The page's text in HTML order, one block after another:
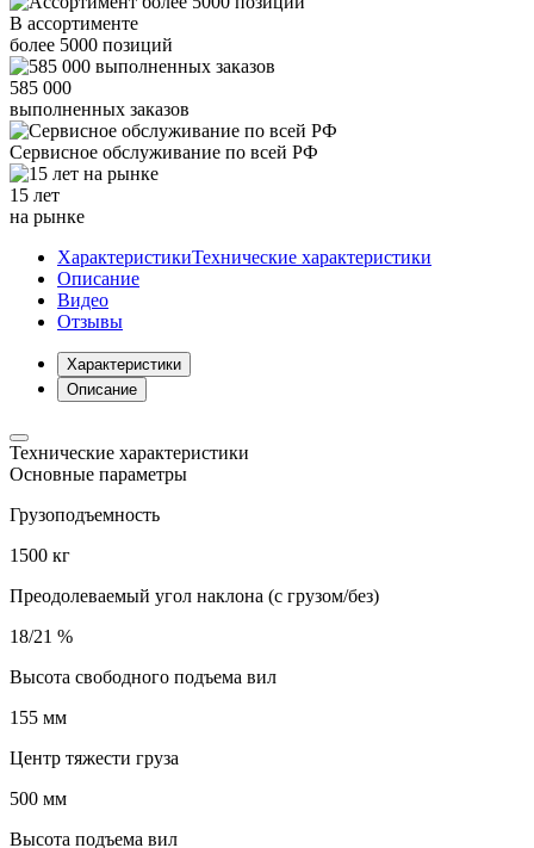
В ассортименте
более 5000 позиций
585 000
выполненных заказов
Сервисное обслуживание по всей РФ
15 лет
на рынке
ХарактеристикиТехнические характеристики
Описание
Видео
Отзывы
Характеристики
Описание
Технические характеристики
Основные параметры
Грузоподъемность
1500 кг
Преодолеваемый угол наклона (с грузом/без)
18/21 %
Высота свободного подъема вил
155 мм
Центр тяжести груза
500 мм
Высота подъема вил